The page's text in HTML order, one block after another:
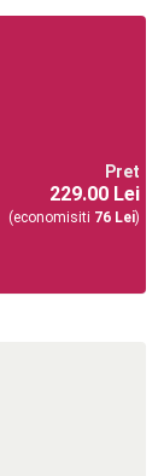
Pret
229.00 Lei
(economisiti 76 Lei)